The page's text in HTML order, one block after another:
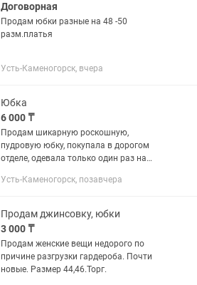
Договорная
Продам юбки разные на 48 -50
разм.платья
Усть-Каменогорск, вчера
Юбка
6 000 ₸
Продам шикарную роскошную,
пудровую юбку, покупала в дорогом
отделе, одевала только один раз на
Усть-Каменогорск, позавчера
Продам джинсовку, юбки
3 000 ₸
Продам женские вещи недорого по
причине разгрузки гардероба. Почти
новые. Размер 44,46.Торг.